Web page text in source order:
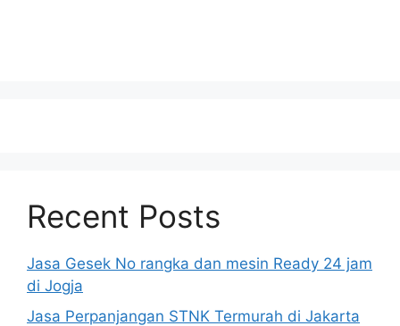
Recent Posts
Jasa Gesek No rangka dan mesin Ready 24 jam
di Jogja
Jasa Perpanjangan STNK Termurah di Jakarta